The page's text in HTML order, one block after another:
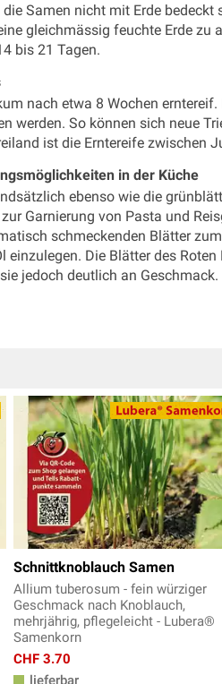
Samen nicht mit Erde
gleichmässig feuchte Erde zu
bis 21 Tagen.
nach etwa 8 Wochen
werden. So können sich neue
ist die Erntereife zwischen
in der Küche
ebenso wie die
Garnierung von Pasta und
schmeckenden Blätter
einzulegen. Die Blätter des
jedoch deutlich an Geschmack.
Schnittknoblauch Samen
Allium tuberosum - fein würziger
Geschmack nach Knoblauch,
mehrjährig, pflegeleicht - Lubera®
Samenkorn
CHF 3.70